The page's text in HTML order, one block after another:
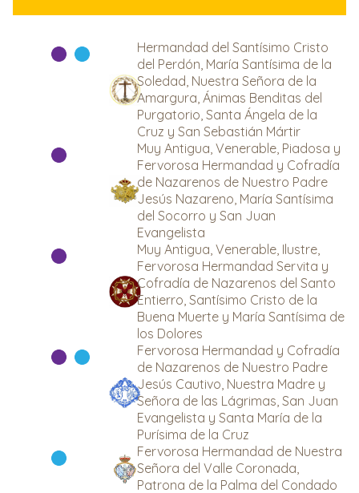
Hermandad del Santísimo Cristo
del Perdón, María Santísima de la
Soledad, Nuestra Señora de la
Amargura, Ánimas Benditas del
Purgatorio, Santa Ángela de la
Cruz y San Sebastián Mártir
Muy Antigua, Venerable, Piadosa y
Fervorosa Hermandad y Cofradía
de Nazarenos de Nuestro Padre
Jesús Nazareno, María Santísima
del Socorro y San Juan
Evangelista
Muy Antigua, Venerable, Ilustre,
Fervorosa Hermandad Servita y
Cofradía de Nazarenos del Santo
Entierro, Santísimo Cristo de la
Buena Muerte y María Santísima de
los Dolores
Fervorosa Hermandad y Cofradía
de Nazarenos de Nuestro Padre
Jesús Cautivo, Nuestra Madre y
Señora de las Lágrimas, San Juan
Evangelista y Santa María de la
Purísima de la Cruz
Fervorosa Hermandad de Nuestra
Señora del Valle Coronada,
Patrona de la Palma del Condado